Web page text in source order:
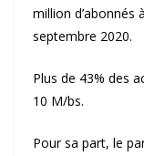
million
septembre 2020.
Plus de 43% des
10 M/bs.
Pour sa part, le